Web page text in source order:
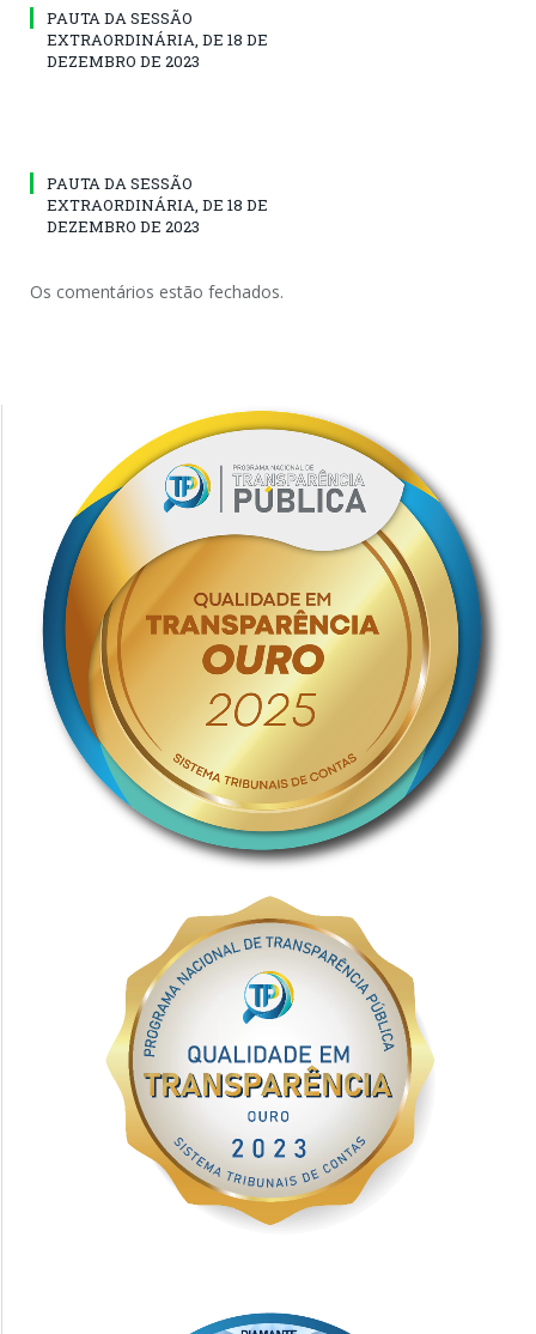
PAUTA DA SESSÃO
EXTRAORDINÁRIA, DE 18 DE
DEZEMBRO DE 2023
PAUTA DA SESSÃO
EXTRAORDINÁRIA, DE 18 DE
DEZEMBRO DE 2023
Os comentários estão fechados.